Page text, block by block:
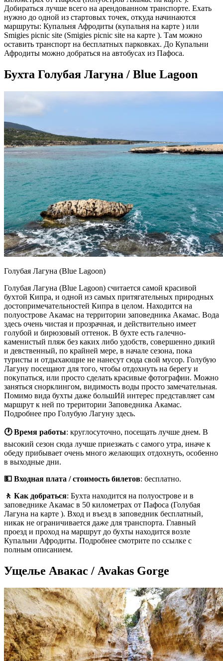
Добираться лучше всего на арендованном транспорте. Ехать
нужно до одной из стартовых точек, откуда начинаются
маршруты: Купальня Афродиты (купальня на карте ) или
Smigies picnic site (Smigies picnic site на карте ). Там можно
оставить транспорт на бесплатных парковках. До Купальни
Афродиты можно добраться на автобусах из Пафоса.
Бухта Голубая Лагуна / Blue Lagoon
Голубая Лагуна (Blue Lagoon)
Голубая Лагуна (Blue Lagoon) считается самой красивой
бухтой Кипра, и одной из самых притягательных природных
достопримечательностей Кипра в целом. Находится на
полуострове Акамас на территории заповедника Акамас. Вода
здесь очень чистая и прозрачная, и действительно имеет
голубой и бирюзовый оттенок. В бухте есть галечно-
каменистый пляж без каких либо удобств, совершенно дикий
и девственный, по крайней мере, в начале сезона, пока
туристы и отдыхающие не нанесут сюда свой мусор. Голубую
Лагуну посещают для того, чтобы отдохнуть на берегу и
покупаться, или просто сделать красивые фотографии. Можно
заняться снорклингом, видимость воды просто замечательная.
Помимо вида бухты даже большИй интерес представляет сам
маршрут к ней по треритории Заповедника Акамас.
Подробнее про Голубую Лагуну здесь.
🕐 Время работы: круглосуточно, посещать лучше днем. В
высокий сезон сюда лучше приезжать с самого утра, иначе к
обеду прибывает очень много желающих отдохнуть, особенно
в выходные дни.
💵 Входная плата / стоимость билетов: бесплатно.
🚶 Как добраться: Бухта находится на полуострове и в
заповеднике Акамас в 50 километрах от Пафоса (Голубая
Лагуна на карте ). Вход и въезд в заповедник бесплатный,
никак не ограничивается даже для транспорта. Главный
проезд и проход на маршрут до бухты находится возле
Купальни Афродиты. Подробнее смотрите по ссылке с
полным описанием.
Ущелье Авакас / Avakas Gorge